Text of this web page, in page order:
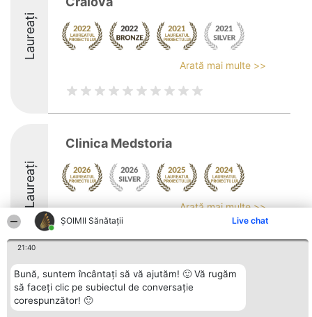
ŞOIMII Sănătații Live chat
21:40
Bună, suntem încântați să vă ajutăm! 🙂 Vă rugăm
să faceți clic pe subiectul de conversație
corespunzător! 🙂
Laureați
Arată mai multe >>
Laureați
Clinica Medstoria
Arată mai multe >>
8.9
Organizator Ranking
BRIGHT SOLUTIONS BR SRL
Aleea Timisul De Sus 2 Bl. A30
Sc. A Et. 4 Ap. 13 Cod 061952
Plebiscyt
Câștigătorii
Laureaților
Contact